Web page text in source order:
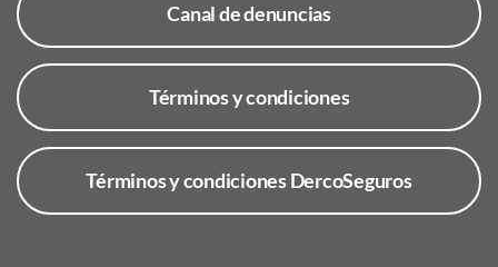
Canal de denuncias
Términos y condiciones
Términos y condiciones DercoSeguros